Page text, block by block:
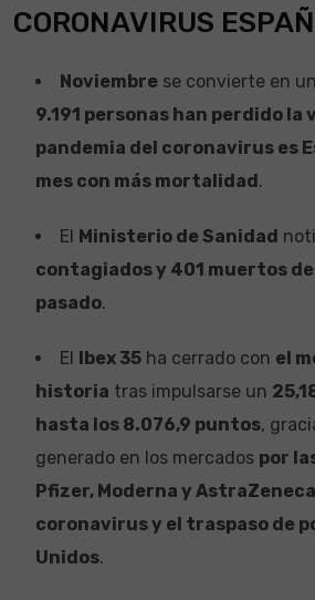
CORONAVIRUS
Noviembre se convierte en
9.191 personas han perdido la
pandemia del coronavirus es
mes con más mortalidad.
El Ministerio de Sanidad
contagiados y 401 muertos
pasado.
El Ibex 35 ha cerrado con el
historia tras impulsarse un
hasta los 8.076,9 puntos,
generado en los mercados por
Pfizer, Moderna y
coronavirus y el traspaso de
Unidos.